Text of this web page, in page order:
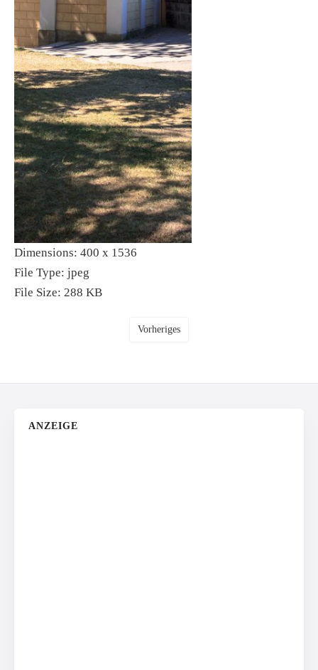
Dimensions: 400 x 1536
File Type: jpeg
File Size: 288 KB
Vorheriges
ANZEIGE